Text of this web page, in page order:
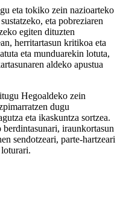
eta tokiko zein nazioarteko
eta pobreziaren
egiten dituzten
herritartasun kritikoa eta
eta munduarekin lotuta,
aldeko apustua
Hegoaldeko zein
dugu
eta ikaskuntza sortzea.
iraunkortasun
sendotzeari, parte-hartzeari